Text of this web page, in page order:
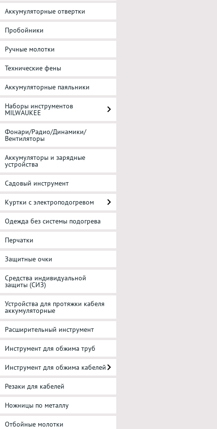
Аккумуляторные отвертки
Пробойники
Ручные молотки
Технические фены
Аккумуляторные паяльники
Наборы инструментов
MILWAUKEE
Фонари/Радио/Динамики/
Вентиляторы
Аккумуляторы и зарядные
устройства
Садовый инструмент
Куртки с электроподогревом
Одежда без системы подогрева
Перчатки
Защитные очки
Средства индивидуальной
защиты (СИЗ)
Устройства для протяжки кабеля
аккумуляторные
Расширительный инструмент
Инструмент для обжима труб
Инструмент для обжима кабелей
Резаки для кабелей
Ножницы по металлу
Отбойные молотки